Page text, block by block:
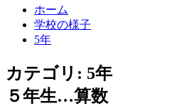
ホーム
学校の様子
5年
カテゴリ: 5年
５年生…算数